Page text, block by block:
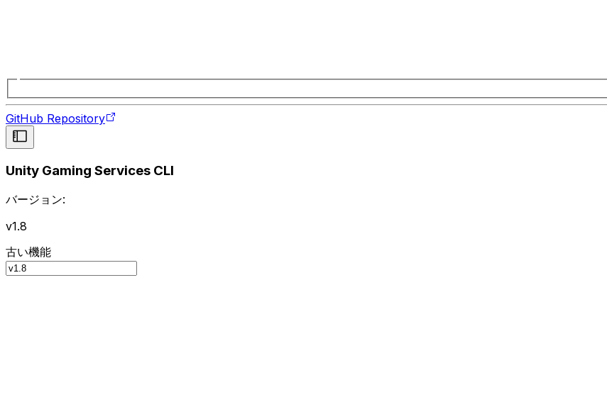
GitHub Repository
Unity Gaming Services CLI
バージョン:
v1.8
古い機能